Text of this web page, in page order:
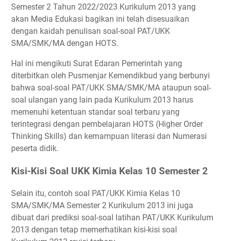
Semester 2 Tahun 2022/2023 Kurikulum 2013 yang
akan Media Edukasi bagikan ini telah disesuaikan
dengan kaidah penulisan soal-soal PAT/UKK
SMA/SMK/MA dengan HOTS.
Hal ini mengikuti Surat Edaran Pemerintah yang
diterbitkan oleh Pusmenjar Kemendikbud yang berbunyi
bahwa soal-soal PAT/UKK SMA/SMK/MA ataupun soal-
soal ulangan yang lain pada Kurikulum 2013 harus
memenuhi ketentuan standar soal terbaru yang
terintegrasi dengan pembelajaran HOTS (Higher Order
Thinking Skills) dan kemampuan literasi dan Numerasi
peserta didik.
Kisi-Kisi Soal UKK Kimia Kelas 10 Semester 2
Selain itu, contoh soal PAT/UKK Kimia Kelas 10
SMA/SMK/MA Semester 2 Kurikulum 2013 ini juga
dibuat dari prediksi soal-soal latihan PAT/UKK Kurikulum
2013 dengan tetap memerhatikan kisi-kisi soal